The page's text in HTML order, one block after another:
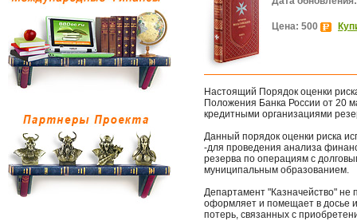
Цена: 500
Настоящий Порядок оценки
Положения Банка России от 20
кредитными организациями
Данный порядок оценки риска
-для проведения анализа
резерва по операциям с
муниципальным образованием.
Департамент "Казначейство" не
оформляет и помещает в досье
потерь, связанных с